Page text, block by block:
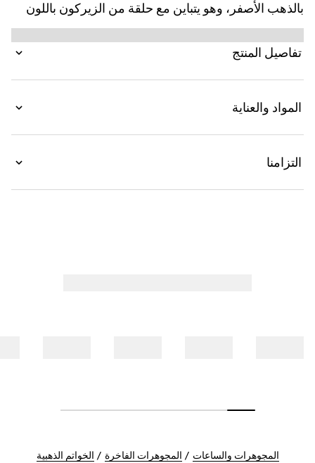
بالذهب الأصفر، وهو يتباين مع حلقة من الزيركون باللون
الأبيض. يكتمل التصميم بتقليم مضفور.
تفاصيل المنتج
المواد والعناية
التزامنا
المجوهرات والساعات المجوهرات الفاخرة الخواتم الذهبية